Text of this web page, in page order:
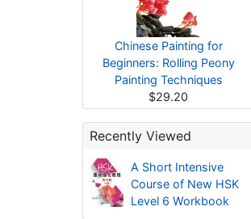
Chinese Painting for
Beginners: Rolling Peony
Painting Techniques
$29.20
Recently Viewed
A Short Intensive
Course of New HSK
Level 6 Workbook